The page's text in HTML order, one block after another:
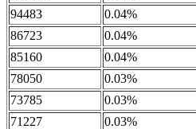
94483
0.04%
86723
0.04%
85160
0.04%
78050
0.03%
73785
0.03%
71227
0.03%